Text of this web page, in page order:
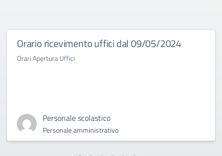
Orario ricevimento uffici dal 09/05/2024
Orari Apertura Uffici
Personale scolastico
Personale amministrativo